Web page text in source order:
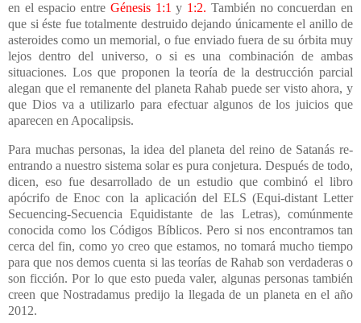
en el espacio entre Génesis 1:1 y 1:2. También no concuerdan en
que si éste fue totalmente destruido dejando únicamente el anillo de
asteroides como un memorial, o fue enviado fuera de su órbita muy
lejos dentro del universo, o si es una combinación de ambas
situaciones. Los que proponen la teoría de la destrucción parcial
alegan que el remanente del planeta Rahab puede ser visto ahora, y
que Dios va a utilizarlo para efectuar algunos de los juicios que
aparecen en Apocalipsis.
Para muchas personas, la idea del planeta del reino de Satanás re-
entrando a nuestro sistema solar es pura conjetura. Después de todo,
dicen, eso fue desarrollado de un estudio que combinó el libro
apócrifo de Enoc con la aplicación del ELS (Equi-distant Letter
Secuencing-Secuencia Equidistante de las Letras), comúnmente
conocida como los Códigos Bíblicos. Pero si nos encontramos tan
cerca del fin, como yo creo que estamos, no tomará mucho tiempo
para que nos demos cuenta si las teorías de Rahab son verdaderas o
son ficción. Por lo que esto pueda valer, algunas personas también
creen que Nostradamus predijo la llegada de un planeta en el año
2012.